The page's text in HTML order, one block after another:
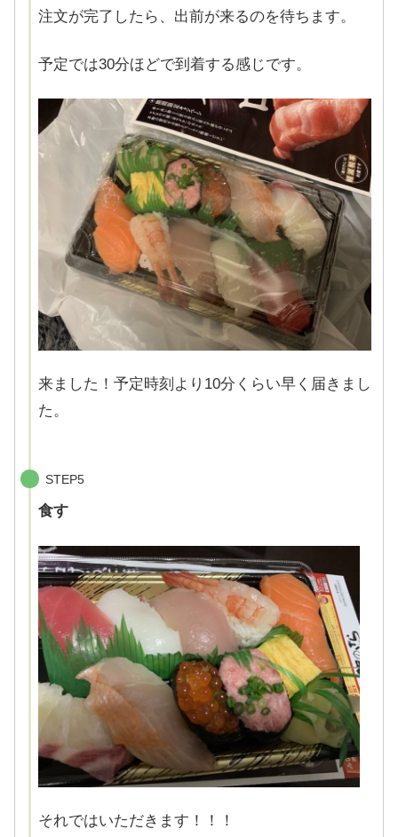
注文が完了したら、出前が来るのを待ちます。
予定では30分ほどで到着する感じです。
来ました！予定時刻より10分くらい早く届きまし
た。
STEP5
食す
それではいただきます！！！